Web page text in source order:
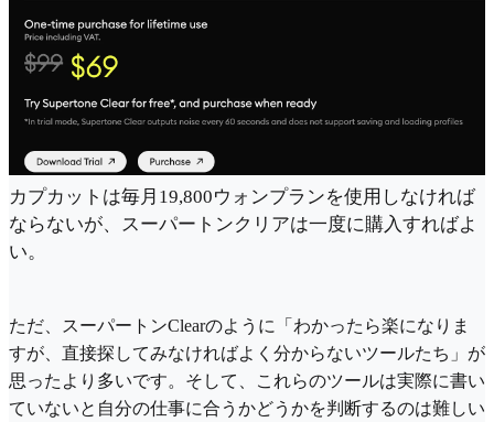
カプカットは毎月19,800ウォンプランを使用しなければ
ならないが、スーパートンクリアは一度に購入すればよ
い。
ただ、スーパートンClearのように「わかったら楽になりま
すが、直接探してみなければよく分からないツールたち」が
思ったより多いです。そして、これらのツールは実際に書い
ていないと自分の仕事に合うかどうかを判断するのは難しい